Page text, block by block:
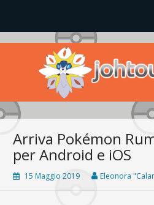
Johto World
Le novità più frizzanti
Arriva Pokémon
per Android e iOS
15 Maggio 2019 Eleonora